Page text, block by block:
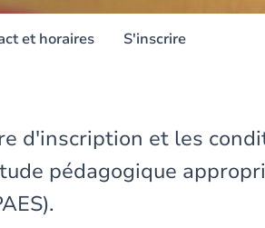
et horaires S'inscrire
d'inscription et les
pédagogique